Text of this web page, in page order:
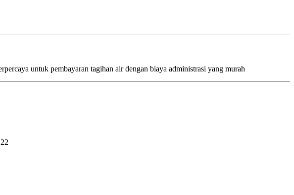
untuk pembayaran tagihan air dengan biaya administrasi yang murah